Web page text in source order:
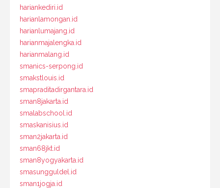
hariankediri.id
harianlamongan.id
harianlumajang.id
harianmajalengka.id
harianmalang.id
smanics-serpong.id
smakstlouis.id
smapraditadirgantara.id
sman8jakarta.id
smalabschool.id
smaskanisius.id
sman2jakarta.id
sman68jkt.id
sman8yogyakarta.id
smasungguldel.id
sman1jogja.id